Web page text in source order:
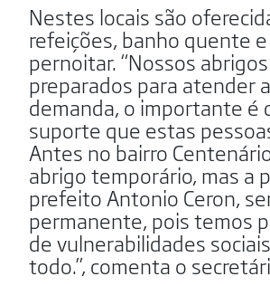
Nestes locais são
refeições, banho quente
pernoitar. “Nossos
preparados para atender
demanda, o importante é
suporte que estas
Antes no bairro
abrigo temporário, mas a
prefeito Antonio Ceron,
permanente, pois temos
de vulnerabilidades
todo.”, comenta o